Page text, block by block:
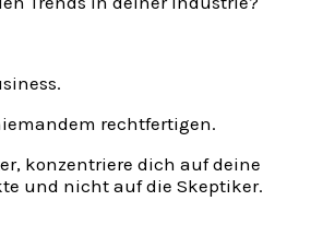
rechtfertigen.
konzentriere dich auf deine
und nicht auf die Skeptiker.